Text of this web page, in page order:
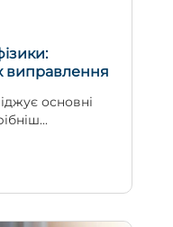
виправлення
основні